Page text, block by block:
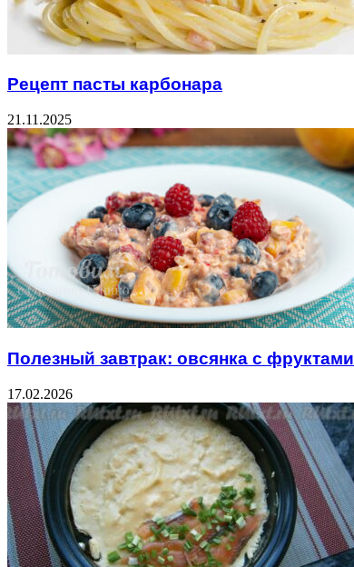
Рецепт пасты карбонара
21.11.2025
Полезный завтрак: овсянка с фруктами
17.02.2026